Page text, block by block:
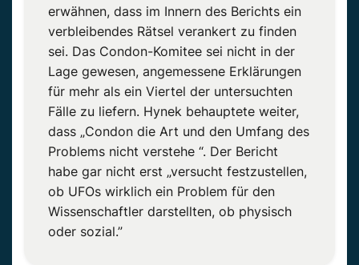
erwähnen, dass im Innern des Berichts ein
verbleibendes Rätsel verankert zu finden
sei. Das Condon-Komitee sei nicht in der
Lage gewesen, angemessene Erklärungen
für mehr als ein Viertel der untersuchten
Fälle zu liefern. Hynek behauptete weiter,
dass „Condon die Art und den Umfang des
Problems nicht verstehe “. Der Bericht
habe gar nicht erst „versucht festzustellen,
ob UFOs wirklich ein Problem für den
Wissenschaftler darstellten, ob physisch
oder sozial.”